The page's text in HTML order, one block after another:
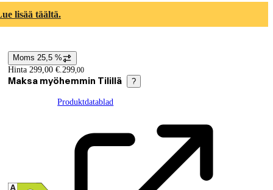
lisää täältä.
Prisinformation
Moms 25,5 %
Hinta 299,00 €. 299,00
Maksa myöhemmin Tilillä ?
Produktdatablad